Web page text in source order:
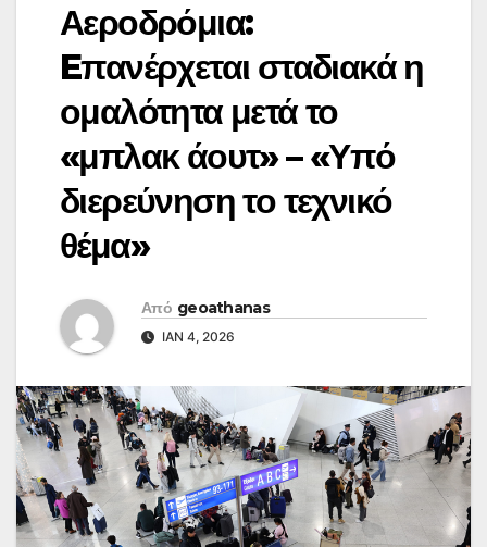
Αεροδρόμια:
Eπανέρχεται σταδιακά η
ομαλότητα μετά το
«μπλακ άουτ» – «Υπό
διερεύνηση το τεχνικό
θέμα»
Από geoathanas
ΙΑΝ 4, 2026